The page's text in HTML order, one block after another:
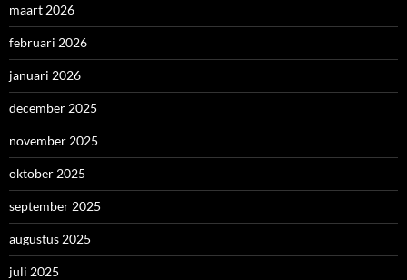
maart 2026
februari 2026
januari 2026
december 2025
november 2025
oktober 2025
september 2025
augustus 2025
juli 2025